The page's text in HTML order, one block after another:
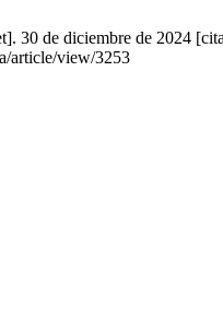
30 de diciembre de 2024
article/view/3253